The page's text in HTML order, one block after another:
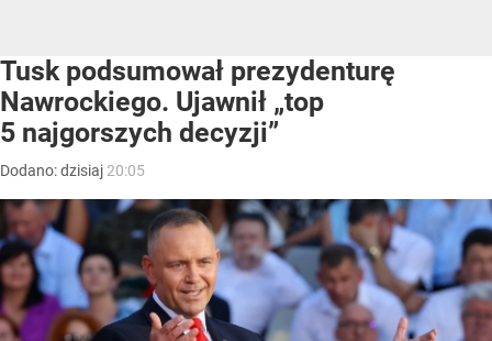
Tusk podsumował prezydenturę
Nawrockiego. Ujawnił „top
5 najgorszych decyzji”
Dodano:dzisiaj 20:05